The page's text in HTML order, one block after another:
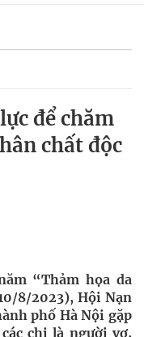
để chăm
chất độc
“Thảm họa da
8/2023), Hội Nạn
phố Hà Nội gặp
chị là người vợ,